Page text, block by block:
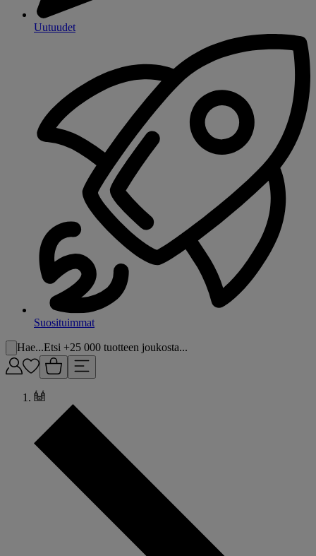
Uutuudet
Suosituimmat
Hae...Etsi +25 000 tuotteen joukosta...